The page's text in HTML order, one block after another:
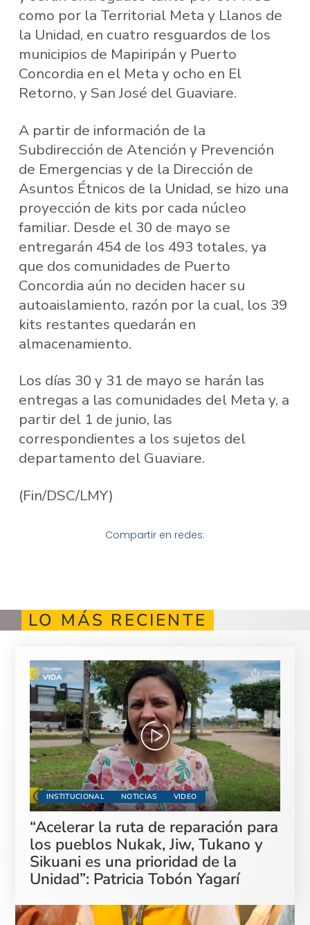
como por la Territorial Meta y Llanos de
la Unidad, en cuatro resguardos de los
municipios de Mapiripán y Puerto
Concordia en el Meta y ocho en El
Retorno, y San José del Guaviare.
A partir de información de la
Subdirección de Atención y Prevención
de Emergencias y de la Dirección de
Asuntos Étnicos de la Unidad, se hizo una
proyección de kits por cada núcleo
familiar. Desde el 30 de mayo se
entregarán 454 de los 493 totales, ya
que dos comunidades de Puerto
Concordia aún no deciden hacer su
autoaislamiento, razón por la cual, los 39
kits restantes quedarán en
almacenamiento.
Los días 30 y 31 de mayo se harán las
entregas a las comunidades del Meta y, a
partir del 1 de junio, las
correspondientes a los sujetos del
departamento del Guaviare.
(Fin/DSC/LMY)
Compartir en redes:
LO MÁS RECIENTE
INSTITUCIONAL NOTICIAS VIDEO
“Acelerar la ruta de reparación para
los pueblos Nukak, Jiw, Tukano y
Sikuani es una prioridad de la
Unidad”: Patricia Tobón Yagarí